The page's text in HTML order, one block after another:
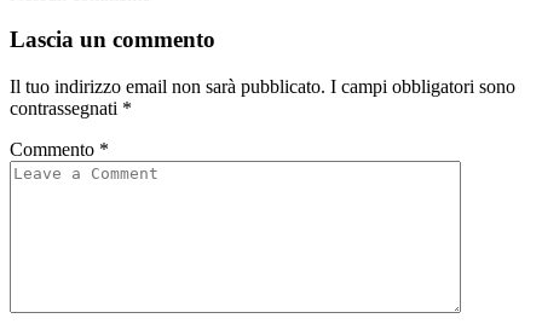
Lascia un commento
Il tuo indirizzo email non sarà pubblicato. I campi obbligatori sono
contrassegnati *
Commento *